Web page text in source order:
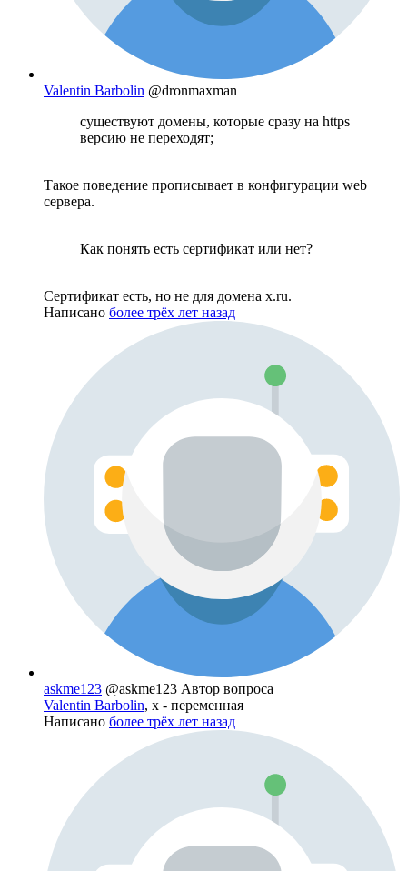
Valentin Barbolin @dronmaxman
существуют домены, которые сразу на https
версию не переходят;
Такое поведение прописывает в конфигурации web
сервера.
Как понять есть сертификат или нет?
Сертификат есть, но не для домена x.ru.
Написано более трёх лет назад
askme123 @askme123 Автор вопроса
Valentin Barbolin, x - переменная
Написано более трёх лет назад